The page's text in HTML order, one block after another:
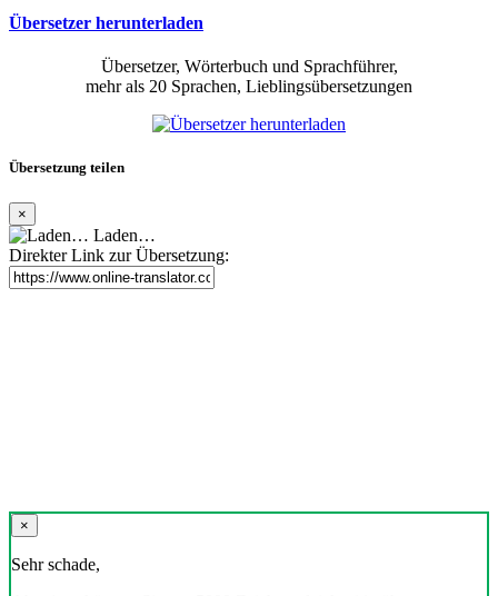
Übersetzer herunterladen
Übersetzer, Wörterbuch und Sprachführer,
mehr als 20 Sprachen, Lieblingsübersetzungen
Übersetzung teilen
×
Laden…
Direkter Link zur Übersetzung:
×
Sehr schade,